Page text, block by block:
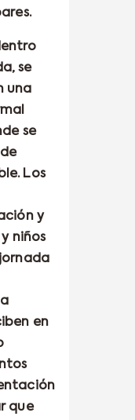
se
una
se
Los
y
niños
en
que